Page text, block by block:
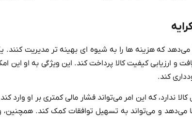
که هزینه‌ ها را به شیوه‌ ای بهینه‌ تر مدیریت کنند.
ارزیابی کیفیت کالا پرداخت کند. این ویژگی به او این
کند.
ندارد، که این امر می‌تواند فشار مالی کمتری بر او وارد
و می‌تواند به تسهیل توافقات کمک کند. همچنین،